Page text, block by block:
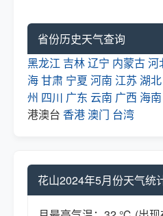
省份历史天气查询
黑龙江 吉林辽宁 内蒙古河
海甘肃 宁夏 河南 江苏 湖北
州 四川 广东 云南 广西 海南
港澳台 香港澳门 台湾
花山2024年5月份天气统